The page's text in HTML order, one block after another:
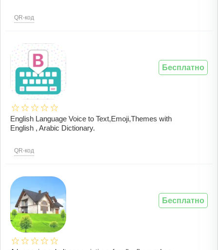
QR-код
English Language Voice to Text,Emoji,Themes with
English , Arabic Dictionary.
QR-код
Бесплатно
Бесплатно